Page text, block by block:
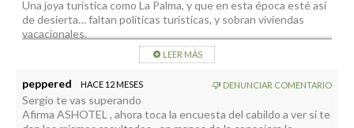
Si tuviera que planificar el turismo, lo primero que necesitaría
conocer son datos de la oferta total de camas en la isla. Y con
índices de ocupación de un 60% en la parte “visible” de la
oferta, significa que la demanda no cubre apenas la mitad de la
oferta. Y dicho sea de paso, en buena parte de los grandes
hoteles predomina el todo incluido, que en la isla quizás dejan
menos dinero que yo.
El hacer más atractiva la isla quizás no pase por más
construcción sino por una mejor oferta y calidad de servicios
Una joya turística como La Palma, y que en esta época esté así
de desierta… faltan políticas turísticas, y sobran viviendas
vacacionales.
LEER MÁS
peppered HACE 12 MESES DENUNCIAR COMENTARIO
Sergio te vas superando
Afirma ASHOTEL , ahora toca la encuesta del cabildo a ver si te